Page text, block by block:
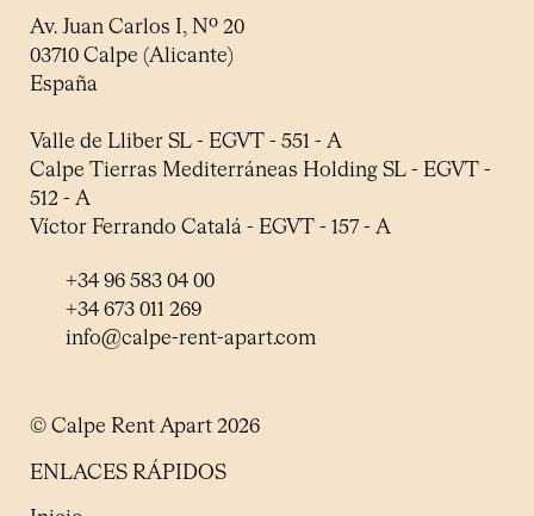
Av. Juan Carlos I, Nº 20
03710 Calpe (Alicante)
España
Valle de Lliber SL - EGVT - 551 - A
Calpe Tierras Mediterráneas Holding SL - EGVT -
512 - A
Víctor Ferrando Catalá - EGVT - 157 - A
+34 96 583 04 00
+34 673 011 269
info@calpe-rent-apart.com
© Calpe Rent Apart 2026
ENLACES RÁPIDOS